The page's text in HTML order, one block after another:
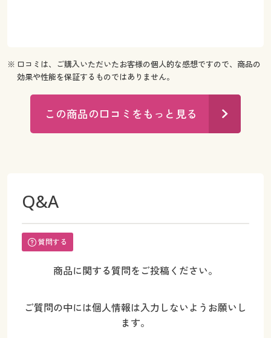
※ 口コミは、ご購入いただいたお客様の個人的な感想ですので、商品の
効果や性能を保証するものではありません。
この商品の口コミをもっと見る
Q&A
質問する
商品に関する質問をご投稿ください。
ご質問の中には個人情報は入力しないようお願いし
ます。